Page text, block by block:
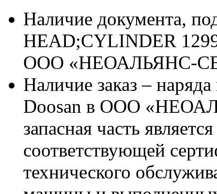
Наличие документа,
HEAD;CYLINDER
ООО «НЕОАЛЬЯНС-
Наличие заказ –
Doosan в ООО
запасная часть
соответствующей
технического